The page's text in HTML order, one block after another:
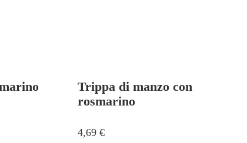
Trippa di manzo con
rosmarino
4,69 €